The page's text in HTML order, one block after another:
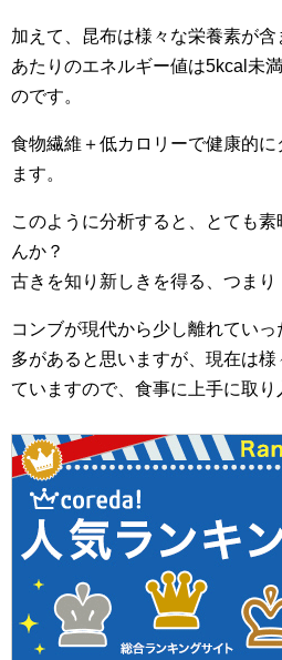
加えて、昆布は様々な栄養素が
あたりのエネルギー値は5kcal未
のです。
食物繊維＋低カロリーで健康的
ます。
このように分析すると、とても
んか？
古きを知り新しきを得る、つまり
コンブが現代から少し離れてい
多があると思いますが、現在は
ていますので、食事に上手に取り